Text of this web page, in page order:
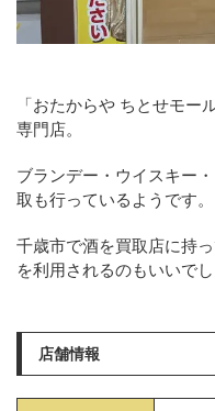
「おたからや ちとせモー
専門店。
ブランデー・ウイスキー
取も行っているようです。
千歳市で酒を買取店に持
を利用されるのもいいでし
店舗情報